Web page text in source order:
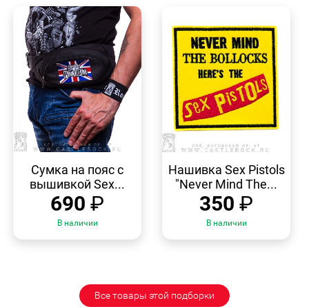
ПРОСМОТР
Сумка на пояс с
вышивкой Sex...
690 ₽
В наличии
ПРОСМОТР
Нашивка Sex Pistols
"Never Mind The...
350 ₽
В наличии
Все товары этой подборки